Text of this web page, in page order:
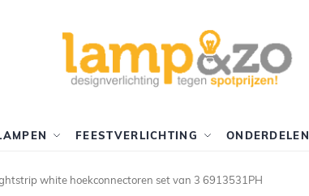
FEESTVERLICHTING ONDERDELEN
white hoekconnectoren set van 3 6913531PH